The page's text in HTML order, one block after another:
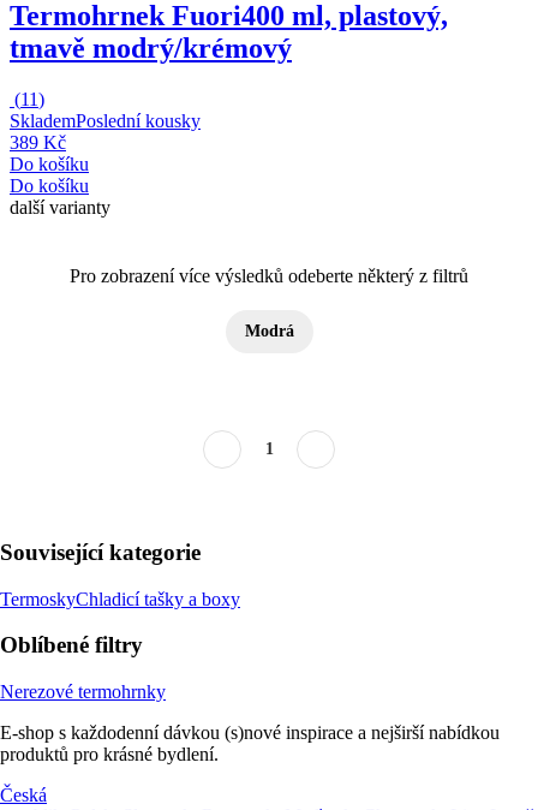
Termohrnek Fuori400 ml, plastový,
tmavě modrý/krémový
(11)
SklademPoslední kousky
389 Kč
Do košíku
Do košíku
další varianty
Pro zobrazení více výsledků odeberte některý z filtrů
Modrá
1
Související kategorie
TermoskyChladicí tašky a boxy
Oblíbené filtry
Nerezové termohrnky
E-shop s každodenní dávkou (s)nové inspirace a nejširší nabídkou
produktů pro krásné bydlení.
Česká